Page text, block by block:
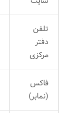
تلفن
دفتر
مرکزی
فاکس
(نمابر)